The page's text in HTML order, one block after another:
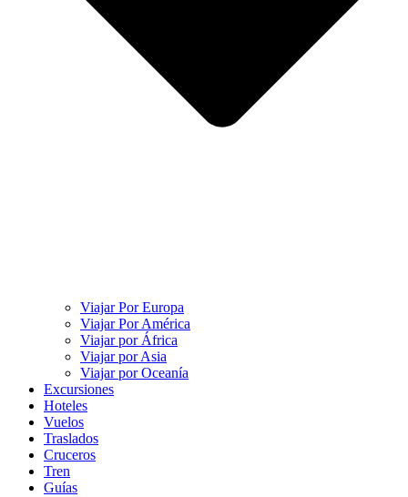
Viajar Por Europa
Viajar Por América
Viajar por África
Viajar por Asia
Viajar por Oceanía
Excursiones
Hoteles
Vuelos
Traslados
Cruceros
Tren
Guías